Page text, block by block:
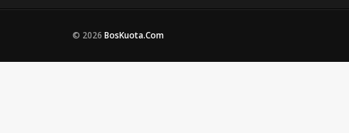
© 2026 BosKuota.Com